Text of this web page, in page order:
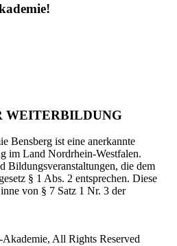
WEITERBILDUNG
Bensberg ist eine anerkannte
im Land Nordrhein-Westfalen.
Bildungsveranstaltungen, die dem
§ 1 Abs. 2 entsprechen. Diese
von § 7 Satz 1 Nr. 3 der
All Rights Reserved